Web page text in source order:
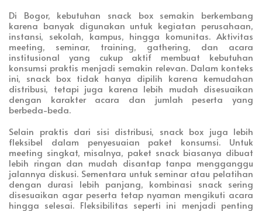
Di Bogor, kebutuhan snack box semakin berkembang
karena banyak digunakan untuk kegiatan perusahaan,
instansi, sekolah, kampus, hingga komunitas. Aktivitas
meeting, seminar, training, gathering, dan acara
institusional yang cukup aktif membuat kebutuhan
konsumsi praktis menjadi semakin relevan. Dalam konteks
ini, snack box tidak hanya dipilih karena kemudahan
distribusi, tetapi juga karena lebih mudah disesuaikan
dengan karakter acara dan jumlah peserta yang
berbeda-beda.
Selain praktis dari sisi distribusi, snack box juga lebih
fleksibel dalam penyesuaian paket konsumsi. Untuk
meeting singkat, misalnya, paket snack biasanya dibuat
lebih ringan dan mudah disantap tanpa mengganggu
jalannya diskusi. Sementara untuk seminar atau pelatihan
dengan durasi lebih panjang, kombinasi snack sering
disesuaikan agar peserta tetap nyaman mengikuti acara
hingga selesai. Fleksibilitas seperti ini menjadi penting